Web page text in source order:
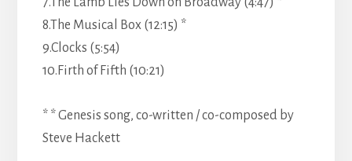
8.The Musical Box (12:15) *
9.Clocks (5:54)
10.Firth of Fifth (10:21)
* * Genesis song, co-written / co-composed by
Steve Hackett